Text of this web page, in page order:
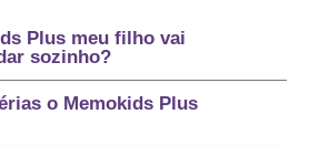
Plus meu filho vai
sozinho?
o Memokids Plus